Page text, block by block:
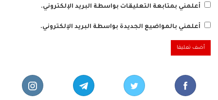
أعلمني بمتابعة التعليقات بواسطة البريد الإلكتروني.
أعلمني بالمواضيع الجديدة بواسطة البريد الإلكتروني.